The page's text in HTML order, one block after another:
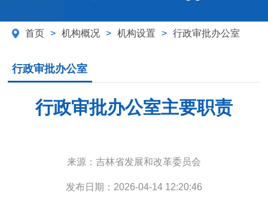
首页 > 机构概况 > 机构设置 > 行政审批办公室
行政审批办公室
行政审批办公室主要职责
来源： 吉林省发展和改革委员会
发布日期： 2026-04-14 12:20:46